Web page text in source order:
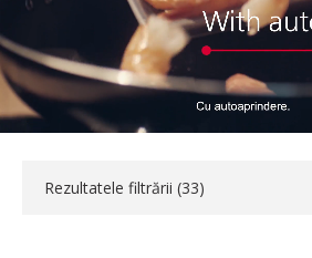
Rezultatele filtrării (33)